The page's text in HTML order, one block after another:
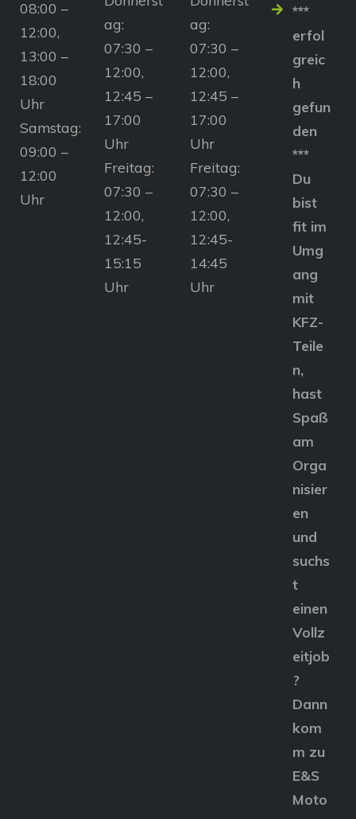
08:00 –
12:00,
13:00 –
18:00
Uhr
Samstag:
09:00 –
12:00
Uhr
ag:
07:30 –
12:00,
12:45 –
17:00
Uhr
Freitag:
07:30 –
12:00,
12:45-
15:15
Uhr
ag:
07:30 –
12:00,
12:45 –
17:00
Uhr
Freitag:
07:30 –
12:00,
12:45-
14:45
Uhr
***
erfol
greic
h
gefun
den
***
Du
bist
fit im
Umg
ang
mit
KFZ-
Teile
n,
hast
Spaß
am
Orga
nisier
en
und
suchs
t
einen
Vollz
eitjob
?
Dann
kom
m zu
E&S
Moto